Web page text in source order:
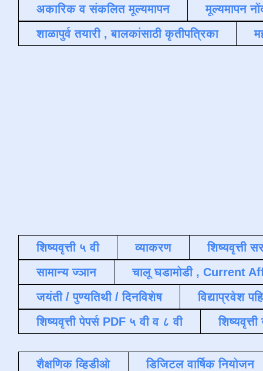
अकारिक व संकलित मूल्यमापन
मूल्यमापन
शाळापुर्व तयारी , बालकांसाठी कृतीपत्रिका
शिष्यवृत्ती ५ वी व्याकरण
शिष्यवृत्ती
सामान्य ज्ञान
चालू घडामोडी , Current
जयंती / पुण्यतिथी / दिनविशेष
विद्याप्रवेश
शिष्यवृत्ती पेपर्स PDF ५ वी व ८ वी
शैक्षणिक व्हिडीओ
डिजिटल वार्षिक नियोजन